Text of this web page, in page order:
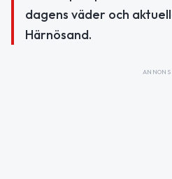
dagens väder och
Härnösand.
ANNONS